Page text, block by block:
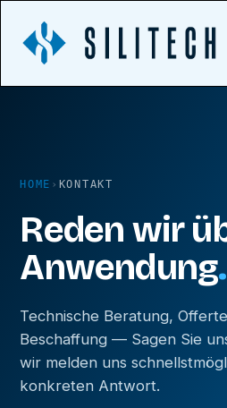
HOME › KONTAKT
Reden wir
Anwendung.
Technische Beratung,
Beschaffung — Sagen Sie
wir melden uns
konkreten Antwort.